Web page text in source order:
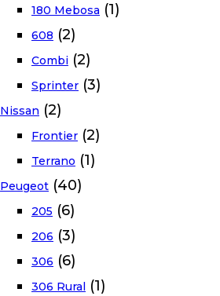
180 Mebosa (1)
608 (2)
Combi (2)
Sprinter (3)
Nissan (2)
Frontier (2)
Terrano (1)
Peugeot (40)
205 (6)
206 (3)
306 (6)
306 Rural (1)